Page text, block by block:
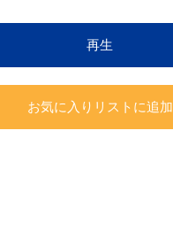
再生
お気に入りリストに追加